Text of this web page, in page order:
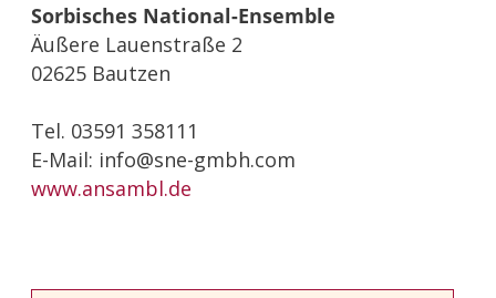
Sorbisches National-Ensemble
Äußere Lauenstraße 2
02625 Bautzen
Tel. 03591 358111
E-Mail: info@sne-gmbh.com
www.ansambl.de